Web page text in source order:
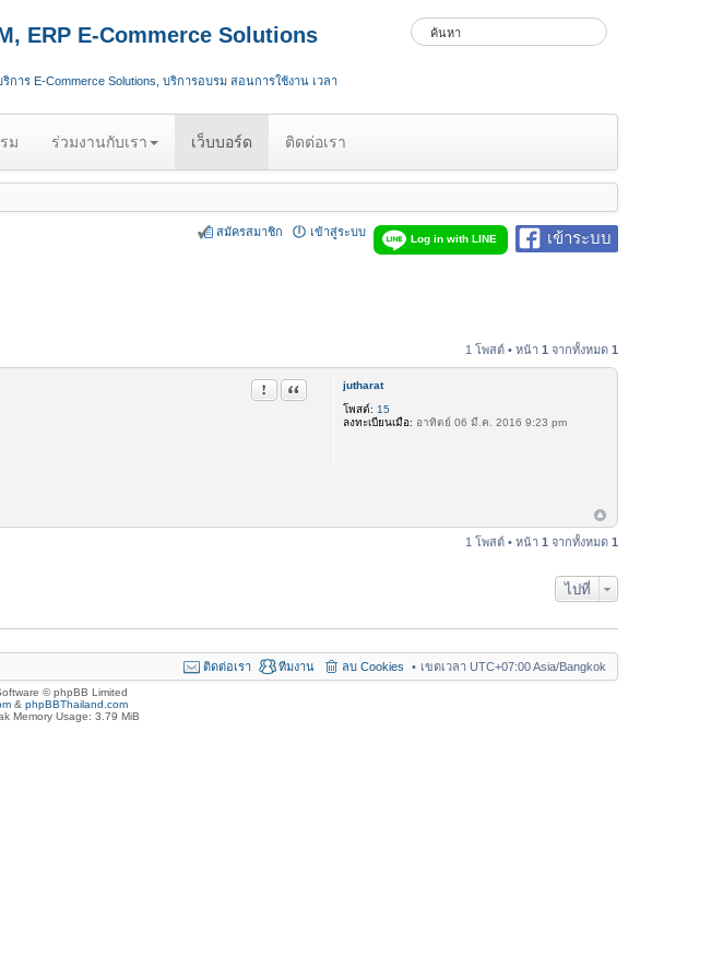
ERP E-Commerce Solutions
าร E-Commerce Solutions, บริการอบรม สอนการใช้งาน เวลา
ม ร่วมงานกับเรา เว็บบอร์ด ติดต่อเรา
เข้าระบบ
Log in with LINE
เข้าสู่ระบบ
สมัครสมาชิก
1 โพสต์ • หน้า 1 จากทั้งหมด 1
jutharat
โพสต์: 15
ลงทะเบียนเมื่อ: อาทิตย์ 06 มี.ค. 2016 9:23 pm
รายงานในข้อความ
อ้างคำพูด
1 โพสต์ • หน้า 1 จากทั้งหมด 1
ไปที่
เขตเวลา UTC+07:00 Asia/Bangkok
ลบ Cookies
ทีมงาน
ติดต่อเรา
© phpBB Limited
& phpBBThailand.com
Memory Usage: 3.79 MiB